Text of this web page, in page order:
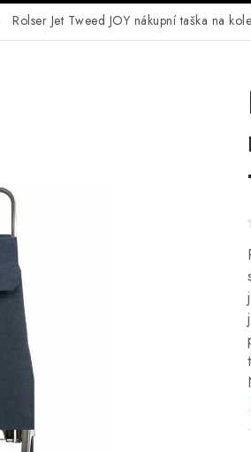
Rolser Jet Tweed JOY nákupní taška na